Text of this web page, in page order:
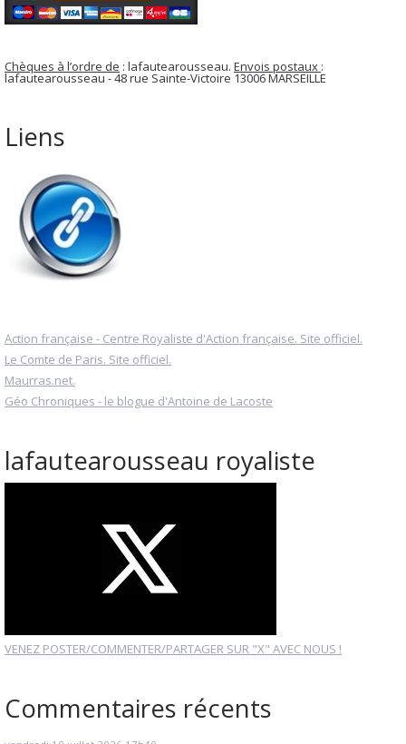
Chèques à l’ordre de : lafautearousseau. Envois postaux :
lafautearousseau - 48 rue Sainte-Victoire 13006 MARSEILLE
Liens
Action française - Centre Royaliste d'Action française. Site officiel.
Le Comte de Paris. Site officiel.
Maurras.net.
Géo Chroniques - le blogue d'Antoine de Lacoste
lafautearousseau royaliste
VENEZ POSTER/COMMENTER/PARTAGER SUR "X" AVEC NOUS !
Commentaires récents